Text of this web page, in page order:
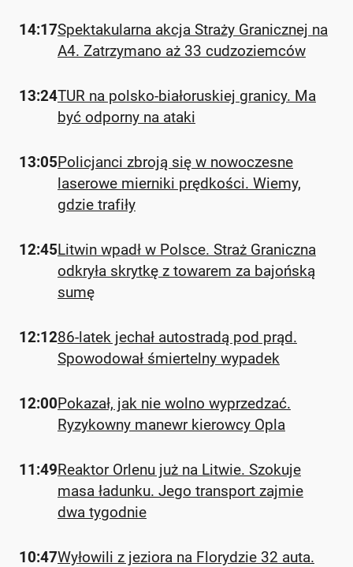
14:17Spektakularna akcja Straży Granicznej na
A4. Zatrzymano aż 33 cudzoziemców
13:24TUR na polsko-białoruskiej granicy. Ma
być odporny na ataki
13:05Policjanci zbroją się w nowoczesne
laserowe mierniki prędkości. Wiemy,
gdzie trafiły
12:45Litwin wpadł w Polsce. Straż Graniczna
odkryła skrytkę z towarem za bajońską
sumę
12:1286-latek jechał autostradą pod prąd.
Spowodował śmiertelny wypadek
12:00Pokazał, jak nie wolno wyprzedzać.
Ryzykowny manewr kierowcy Opla
11:49Reaktor Orlenu już na Litwie. Szokuje
masa ładunku. Jego transport zajmie
dwa tygodnie
10:47Wyłowili z jeziora na Florydzie 32 auta.